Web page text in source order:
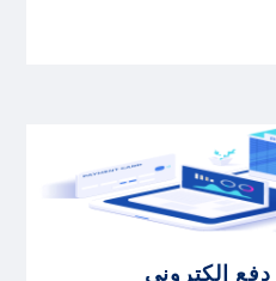
إلكتروني